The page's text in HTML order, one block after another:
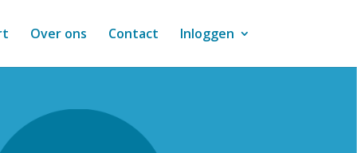
Over ons Contact Inloggen